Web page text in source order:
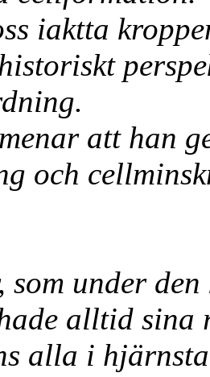
iaktta
att han
och
som under
alltid
alla i